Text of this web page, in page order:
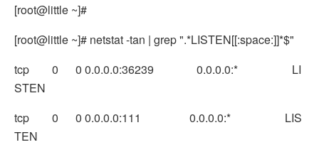
[root@little ~]#
[root@little ~]# netstat -tan | grep ".*LISTEN[[:space:]]*$"
tcp 0 0 0.0.0.0:36239 0.0.0.0:* LI
STEN
tcp 0 0 0.0.0.0:111 0.0.0.0:* LIS
TEN